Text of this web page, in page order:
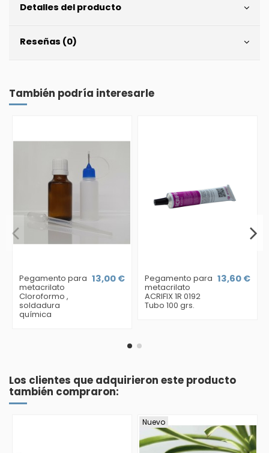
Detalles del producto
Reseñas (0)
También podría interesarle
Pegamento para
metacrilato
Cloroformo ,
soldadura
química
13,00 € Pegamento para
metacrilato
ACRIFIX 1R 0192
Tubo 100 grs.
13,60 €
Los clientes que adquirieron este producto
también compraron:
Nuevo